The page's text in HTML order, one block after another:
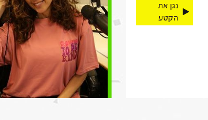
נגן את
הקטע